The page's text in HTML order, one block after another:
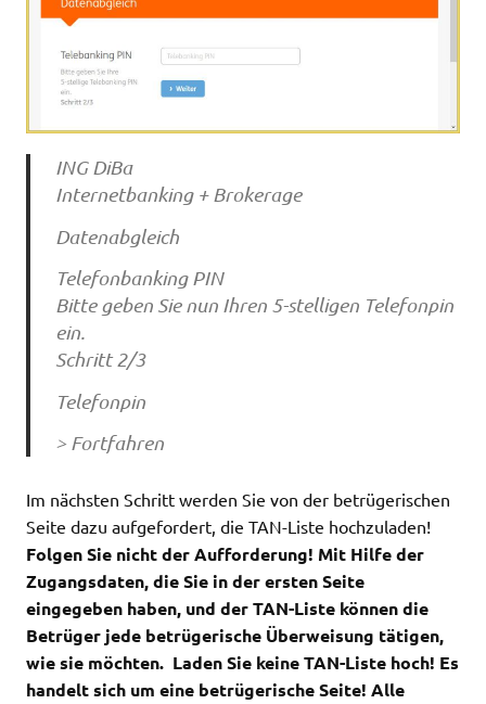
ING DiBa
Internetbanking + Brokerage
Datenabgleich
Telefonbanking PIN
Bitte geben Sie nun Ihren 5-stelligen Telefonpin
ein.
Schritt 2/3
Telefonpin
> Fortfahren
Im nächsten Schritt werden Sie von der betrügerischen
Seite dazu aufgefordert, die TAN-Liste hochzuladen!
Folgen Sie nicht der Aufforderung! Mit Hilfe der
Zugangsdaten, die Sie in der ersten Seite
eingegeben haben, und der TAN-Liste können die
Betrüger jede betrügerische Überweisung tätigen,
wie sie möchten. Laden Sie keine TAN-Liste hoch! Es
handelt sich um eine betrügerische Seite! Alle